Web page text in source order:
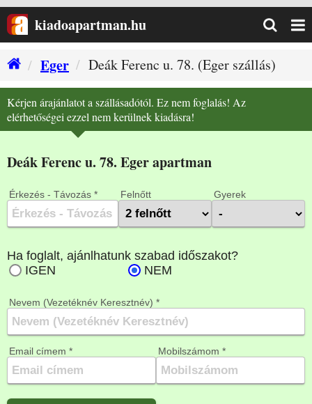
kiadoapartman.hu
Eger
Deák Ferenc u. 78. (Eger szállás)
Kérjen árajánlatot a szállásadótól. Ez nem foglalás! Az
elérhetőségei ezzel nem kerülnek kiadásra!
Deák Ferenc u. 78. Eger apartman
Érkezés - Távozás * Felnőtt Gyerek
Nevem (Vezetéknév Keresztnév) *
Email címem * Mobilszámom *